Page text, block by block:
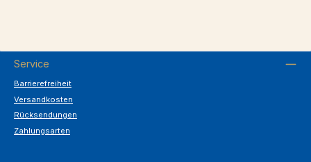
Service
Barrierefreiheit
Versandkosten
Rücksendungen
Zahlungsarten